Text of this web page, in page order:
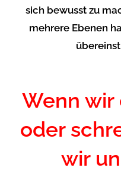
sich bewusst zu
mehrere Ebenen
Wenn wir
oder
wir